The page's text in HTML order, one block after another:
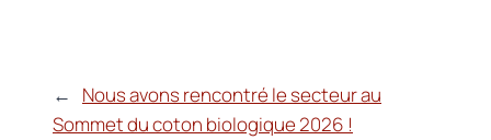
←
Nous avons rencontré le secteur au
Sommet du coton biologique 2026 !